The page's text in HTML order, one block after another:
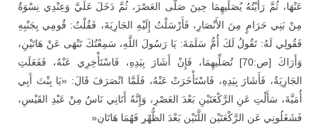
عَنْهَا، ثُمَّ رَأَيْتُهُ يُصَلِّيهِمَا حِينَ صَلَّى العَصْرَ، ثُمَّ دَخَلَ عَلَيَّ وَعِنْدِي نِسْوَةٌ
مِنْ بَنِي حَرَامٍ مِنَ الأَنْصَارِ، فَأَرْسَلْتُ إِلَيْهِ الجَارِيَةَ، فَقُلْتُ: قُومِي بِجَنْبِهِ
فَقُولِي لَهُ: تَقُولُ لَكَ أُمُّ سَلَمَةَ: يَا رَسُولَ اللَّهِ، سَمِعْتُكَ تَنْهَى عَنْ هَاتَيْنِ،
وَأَرَاكَ [ص:70] تُصَلِّيهِمَا، فَإِنْ أَشَارَ بِيَدِهِ، فَاسْتَأْخِرِي عَنْهُ، فَفَعَلَتِ
الجَارِيَةُ، فَأَشَارَ بِيَدِهِ، فَاسْتَأْخَرَتْ عَنْهُ، فَلَمَّا انْصَرَفَ قَالَ: «يَا بِنْتَ أَبِي
أُمَيَّةَ، سَأَلْتِ عَنِ الرَّكْعَتَيْنِ بَعْدَ العَصْرِ، وَإِنَّهُ أَتَانِي نَاسٌ مِنْ عَبْدِ القَيْسِ،
فَشَغَلُونِي عَنِ الرَّكْعَتَيْنِ اللَّتَيْنِ بَعْدَ الظُّهْرِ فَهُمَا هَاتَانِ»